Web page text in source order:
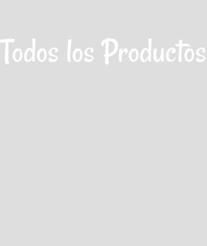
Todos los Productos